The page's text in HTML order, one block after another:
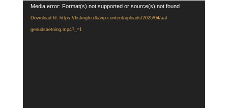
Videoafspiller
Media error: Format(s) not supported or source(s) not found
Download fil: https://fiskogfri.dk/wp-content/uploads/2025/04/aal-
genudsaetning.mp4?_=1